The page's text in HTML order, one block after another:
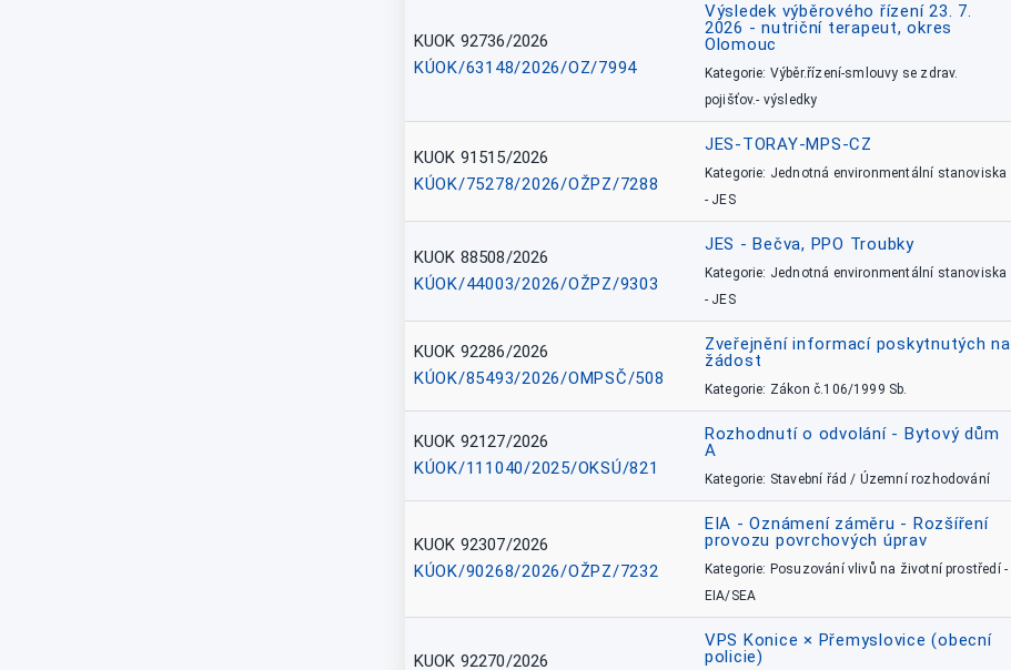
KUOK 92736/2026
KÚOK/63148/2026/OZ/7994
Výsledek výběrového řízení 23. 7.
2026 - nutriční terapeut, okres
Olomouc
Kategorie: Výběr.řízení-smlouvy se zdrav.
pojišťov.- výsledky
KUOK 91515/2026
KÚOK/75278/2026/OŽPZ/7288
JES-TORAY-MPS-CZ
Kategorie: Jednotná environmentální stanoviska
- JES
KUOK 88508/2026
KÚOK/44003/2026/OŽPZ/9303
JES - Bečva, PPO Troubky
Kategorie: Jednotná environmentální stanoviska
- JES
KUOK 92286/2026
KÚOK/85493/2026/OMPSČ/508
Zveřejnění informací poskytnutých na
žádost
Kategorie: Zákon č.106/1999 Sb.
KUOK 92127/2026
KÚOK/111040/2025/OKSÚ/821
Rozhodnutí o odvolání - Bytový dům
A
Kategorie: Stavební řád / Územní rozhodování
KUOK 92307/2026
KÚOK/90268/2026/OŽPZ/7232
EIA - Oznámení záměru - Rozšíření
provozu povrchových úprav
Kategorie: Posuzování vlivů na životní prostředí -
EIA/SEA
KUOK 92270/2026
VPS Konice × Přemyslovice (obecní
policie)